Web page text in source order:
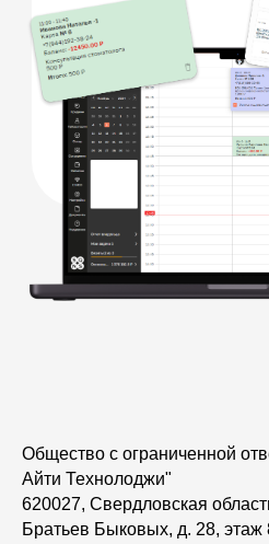
Общество с ограниченной
Айти Технолоджи"
620027, Свердловская
Братьев Быковых, д. 28,